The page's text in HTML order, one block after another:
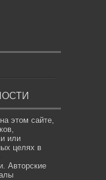
этом сайте,
или
целях в
Авторские